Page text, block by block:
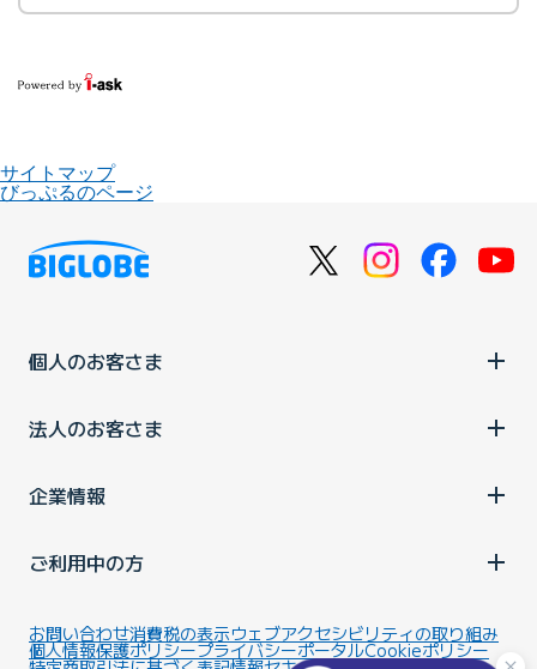
サイトマップ
びっぷるのページ
個人のお客さま
法人のお客さま
企業情報
ご利用中の方
お問い合わせ消費税の表示ウェブアクセシビリティの取り組み
個人情報保護ポリシープライバシーポータルCookieポリシー